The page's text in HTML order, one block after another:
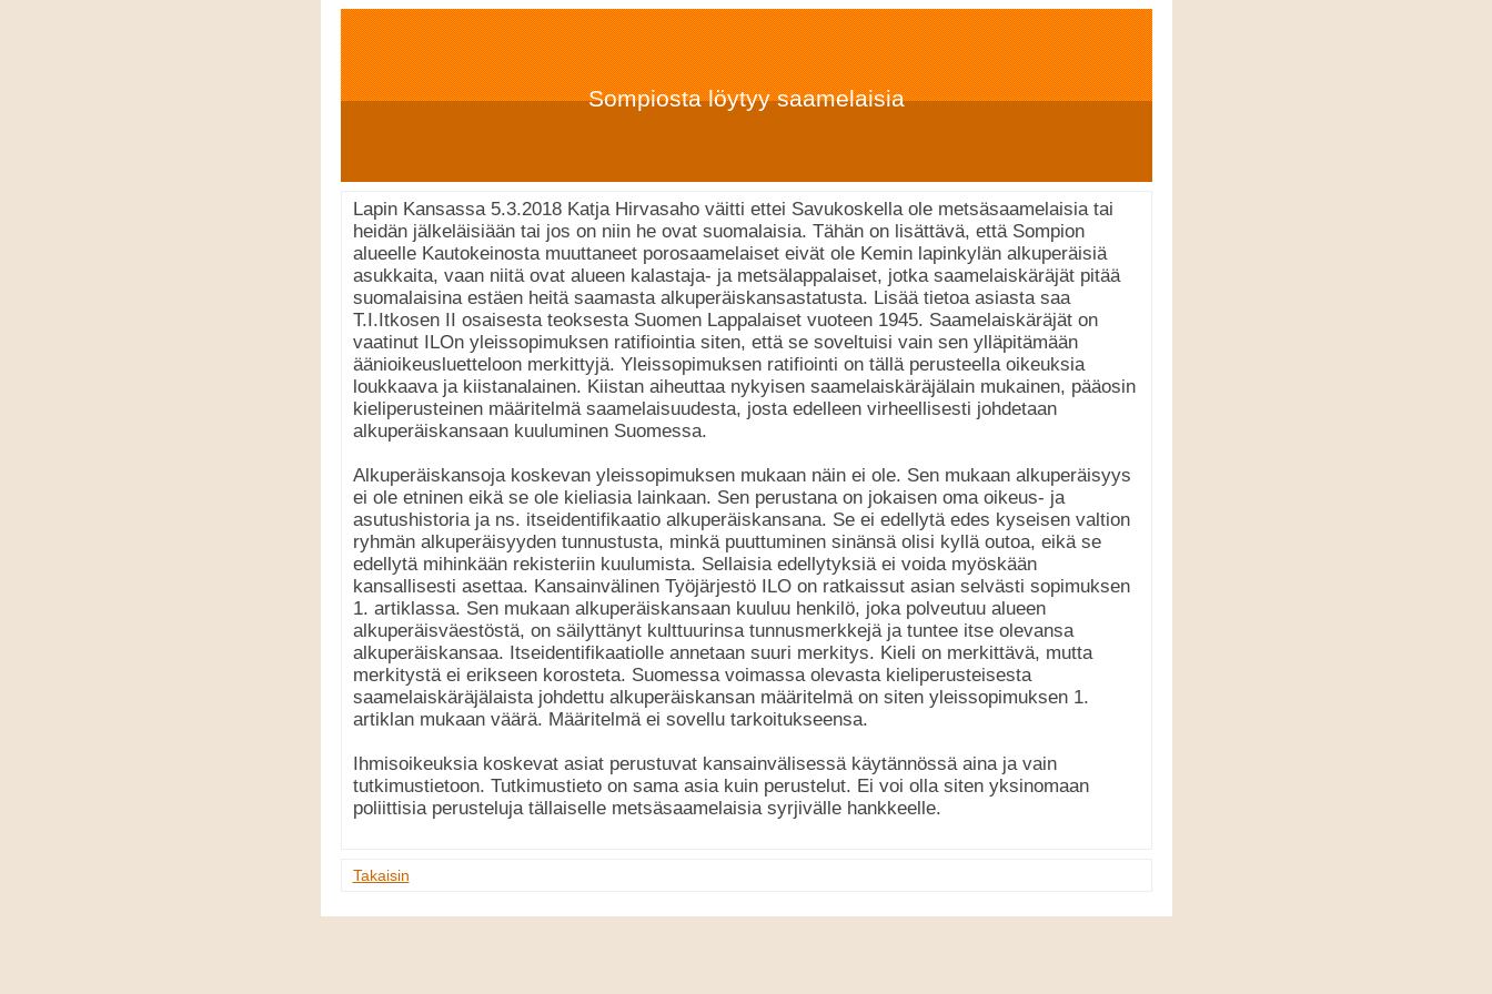
Sompiosta löytyy saamelaisia
Lapin Kansassa 5.3.2018 Katja Hirvasaho väitti ettei Savukoskella ole metsäsaamelaisia tai
heidän jälkeläisiään tai jos on niin he ovat suomalaisia. Tähän on lisättävä, että Sompion
alueelle Kautokeinosta muuttaneet porosaamelaiset eivät ole Kemin lapinkylän alkuperäisiä
asukkaita, vaan niitä ovat alueen kalastaja- ja metsälappalaiset, jotka saamelaiskäräjät pitää
suomalaisina estäen heitä saamasta alkuperäiskansastatusta. Lisää tietoa asiasta saa
T.I.Itkosen II osaisesta teoksesta Suomen Lappalaiset vuoteen 1945. Saamelaiskäräjät on
vaatinut ILOn yleissopimuksen ratifiointia siten, että se soveltuisi vain sen ylläpitämään
äänioikeusluetteloon merkittyjä. Yleissopimuksen ratifiointi on tällä perusteella oikeuksia
loukkaava ja kiistanalainen. Kiistan aiheuttaa nykyisen saamelaiskäräjälain mukainen, pääosin
kieliperusteinen määritelmä saamelaisuudesta, josta edelleen virheellisesti johdetaan
alkuperäiskansaan kuuluminen Suomessa.
Alkuperäiskansoja koskevan yleissopimuksen mukaan näin ei ole. Sen mukaan alkuperäisyys
ei ole etninen eikä se ole kieliasia lainkaan. Sen perustana on jokaisen oma oikeus- ja
asutushistoria ja ns. itseidentifikaatio alkuperäiskansana. Se ei edellytä edes kyseisen valtion
ryhmän alkuperäisyyden tunnustusta, minkä puuttuminen sinänsä olisi kyllä outoa, eikä se
edellytä mihinkään rekisteriin kuulumista. Sellaisia edellytyksiä ei voida myöskään
kansallisesti asettaa. Kansainvälinen Työjärjestö ILO on ratkaissut asian selvästi sopimuksen
1. artiklassa. Sen mukaan alkuperäiskansaan kuuluu henkilö, joka polveutuu alueen
alkuperäisväestöstä, on säilyttänyt kulttuurinsa tunnusmerkkejä ja tuntee itse olevansa
alkuperäiskansaa. Itseidentifikaatiolle annetaan suuri merkitys. Kieli on merkittävä, mutta
merkitystä ei erikseen korosteta. Suomessa voimassa olevasta kieliperusteisesta
saamelaiskäräjälaista johdettu alkuperäiskansan määritelmä on siten yleissopimuksen 1.
artiklan mukaan väärä. Määritelmä ei sovellu tarkoitukseensa.
Ihmisoikeuksia koskevat asiat perustuvat kansainvälisessä käytännössä aina ja vain
tutkimustietoon. Tutkimustieto on sama asia kuin perustelut. Ei voi olla siten yksinomaan
poliittisia perusteluja tällaiselle metsäsaamelaisia syrjivälle hankkeelle.
Takaisin